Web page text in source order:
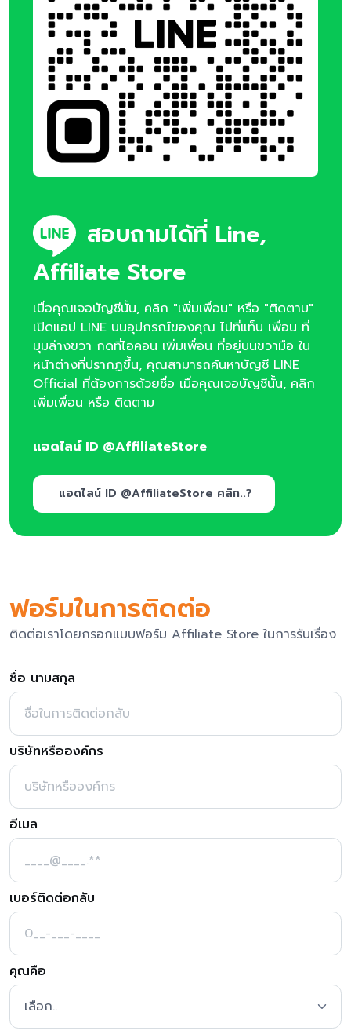
สอบถามได้ที่ Line,
Affiliate Store
เมื่อคุณเจอบัญชีนั้น, คลิก "เพิ่มเพื่อน" หรือ "ติดตาม"
เปิดแอป LINE บนอุปกรณ์ของคุณ ไปที่แท็บ เพื่อน ที่
มุมล่างขวา กดที่ไอคอน เพิ่มเพื่อน ที่อยู่บนขวามือ ใน
หน้าต่างที่ปรากฏขึ้น, คุณสามารถค้นหาบัญชี LINE
Official ที่ต้องการด้วยชื่อ เมื่อคุณเจอบัญชีนั้น, คลิก
เพิ่มเพื่อน หรือ ติดตาม
แอดไลน์ ID @AffiliateStore
แอดไลน์ ID @AffiliateStore คลิก..?
ฟอร์มในการติดต่อ
ติดต่อเราโดยกรอกแบบฟอร์ม Affiliate Store ในการรับเรื่อง
ชื่อ นามสกุล
บริษัทหรือองค์กร
อีเมล
เบอร์ติดต่อกลับ
คุณคือ